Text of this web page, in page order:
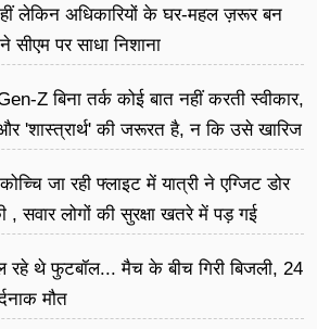
लेकिन अधिकारियों के घर-महल ज़रूर बन
पर साधा​ निशाना
Z बिना तर्क कोई बात नहीं करती स्वीकार,
'शास्त्रार्थ' की जरूरत है, न कि उसे खारिज
जा रही फ्लाइट में यात्री ने एग्जिट डोर
सवार लोगों की सुरक्षा खतरे में पड़ गई
रहे थे फुटबॉल... मैच के बीच गिरी बिजली, 24
मौत